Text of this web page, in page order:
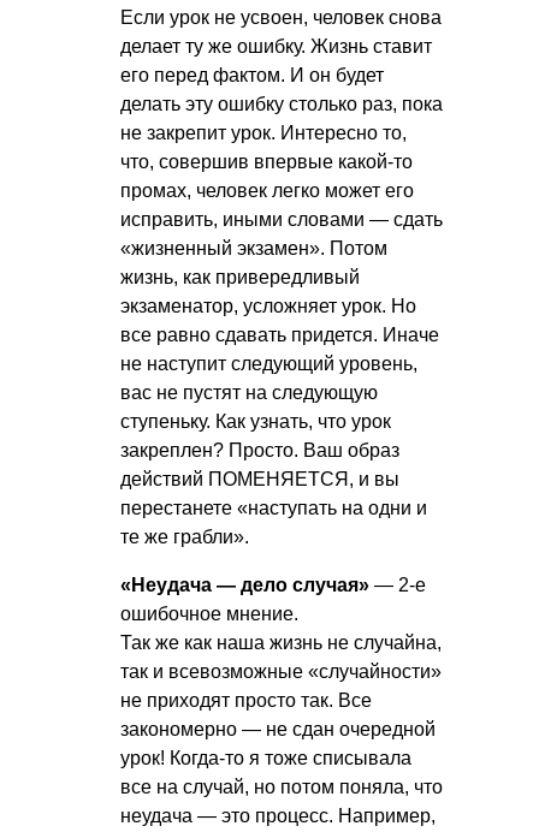
Если урок не усвоен, человек снова
делает ту же ошибку. Жизнь ставит
его перед фактом. И он будет
делать эту ошибку столько раз, пока
не закрепит урок. Интересно то,
что, совершив впервые какой-то
промах, человек легко может его
исправить, иными словами — сдать
«жизненный экзамен». Потом
жизнь, как привередливый
экзаменатор, усложняет урок. Но
все равно сдавать придется. Иначе
не наступит следующий уровень,
вас не пустят на следующую
ступеньку. Как узнать, что урок
закреплен? Просто. Ваш образ
действий ПОМЕНЯЕТСЯ, и вы
перестанете «наступать на одни и
те же грабли».
«Неудача — дело случая» — 2-е
ошибочное мнение.
Так же как наша жизнь не случайна,
так и всевозможные «случайности»
не приходят просто так. Все
закономерно — не сдан очередной
урок! Когда-то я тоже списывала
все на случай, но потом поняла, что
неудача — это процесс. Например,